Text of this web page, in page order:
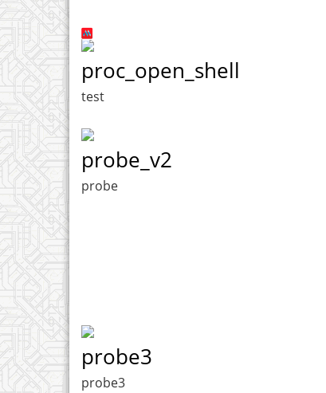
proc_open_shell
test
probe_v2
probe
probe3
probe3